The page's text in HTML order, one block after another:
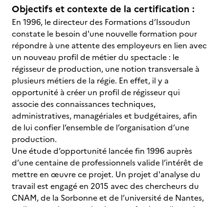
Objectifs et contexte de la certification :
En 1996, le directeur des Formations d’Issoudun
constate le besoin d'une nouvelle formation pour
répondre à une attente des employeurs en lien avec
un nouveau profil de métier du spectacle : le
régisseur de production, une notion transversale à
plusieurs métiers de la régie. En effet, il y a
opportunité à créer un profil de régisseur qui
associe des connaissances techniques,
administratives, managériales et budgétaires, afin
de lui confier l’ensemble de l’organisation d’une
production.
Une étude d’opportunité lancée fin 1996 auprès
d’une centaine de professionnels valide l’intérêt de
mettre en œuvre ce projet. Un projet d'analyse du
travail est engagé en 2015 avec des chercheurs du
CNAM, de la Sorbonne et de l’université de Nantes,